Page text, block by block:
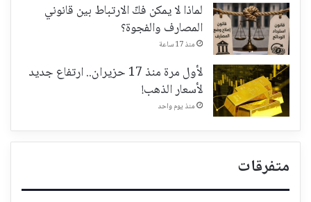
لماذا لا يمكن فكّ الارتباط بين قانوني
المصارف والفجوة؟
منذ 17 ساعة
لأول مرة منذ 17 حزيران.. ارتفاع جديد
لأسعار الذهب!
منذ يوم واحد
متفرقات